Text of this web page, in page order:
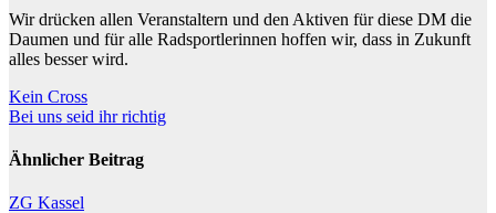
Wir drücken allen Veranstaltern und den Aktiven für diese DM die
Daumen und für alle Radsportlerinnen hoffen wir, dass in Zukunft
alles besser wird.
Beitragsnavigation
Kein Cross
Bei uns seid ihr richtig
Ähnlicher Beitrag
ZG Kassel